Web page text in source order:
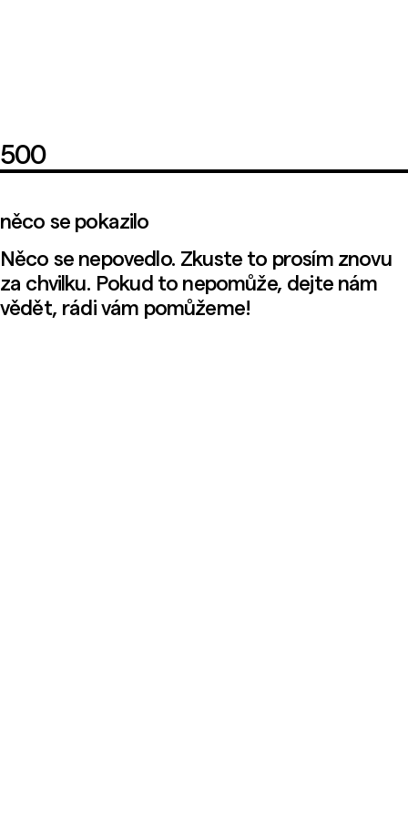
500
něco se pokazilo
Něco se nepovedlo. Zkuste to prosím znovu
za chvilku. Pokud to nepomůže, dejte nám
vědět, rádi vám pomůžeme!